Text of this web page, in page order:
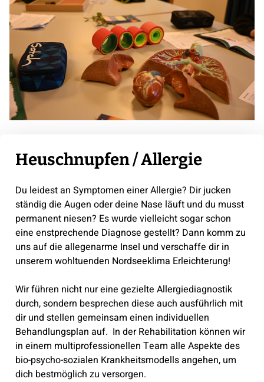
Heuschnupfen / Allergie
Du leidest an Symptomen einer Allergie? Dir jucken
ständig die Augen oder deine Nase läuft und du musst
permanent niesen? Es wurde vielleicht sogar schon
eine enstprechende Diagnose gestellt? Dann komm zu
uns auf die allegenarme Insel und verschaffe dir in
unserem wohltuenden Nordseeklima Erleichterung!
Wir führen nicht nur eine gezielte Allergiediagnostik
durch, sondern besprechen diese auch ausführlich mit
dir und stellen gemeinsam einen individuellen
Behandlungsplan auf. In der Rehabilitation können wir
in einem multiprofessionellen Team alle Aspekte des
bio-psycho-sozialen Krankheitsmodells angehen, um
dich bestmöglich zu versorgen.